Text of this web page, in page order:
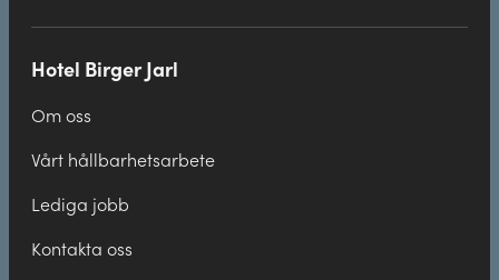
Hotel Birger Jarl
Om oss
Vårt hållbarhetsarbete
Lediga jobb
Kontakta oss